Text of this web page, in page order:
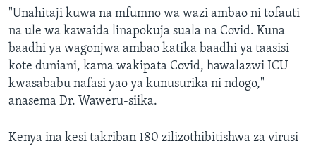
"Unahitaji kuwa na mfumno wa wazi ambao ni tofauti
na ule wa kawaida linapokuja suala na Covid. Kuna
baadhi ya wagonjwa ambao katika baadhi ya taasisi
kote duniani, kama wakipata Covid, hawalazwi ICU
kwasababu nafasi yao ya kunusurika ni ndogo,"
anasema Dr. Waweru-siika.
Kenya ina kesi takriban 180 zilizothibitishwa za virusi